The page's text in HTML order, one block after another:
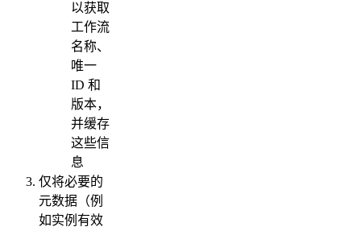
以获取
工作流
名称、
唯一
ID 和
版本，
并缓存
这些信
息
仅将必要的
元数据（例
如实例有效